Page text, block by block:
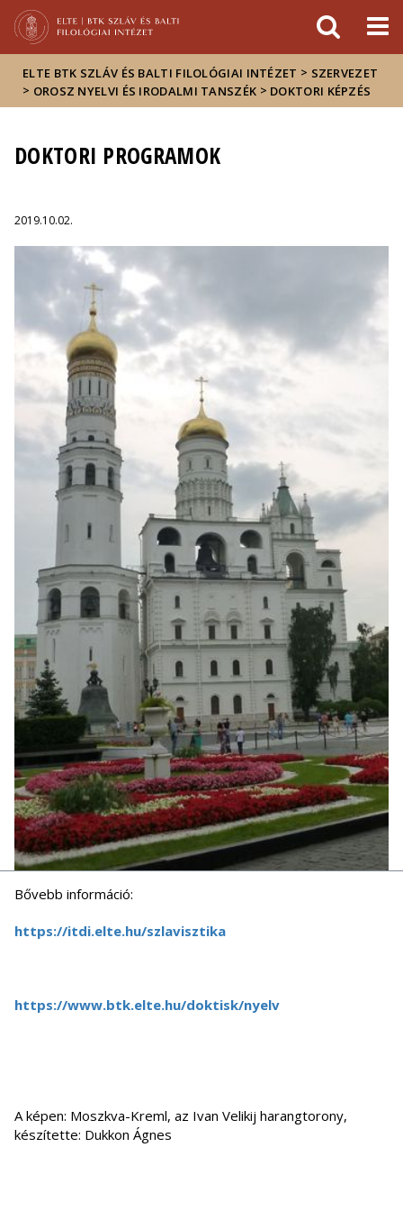
Hírek
Események
ELTE a
sajtóban
ELTE BTK SZLÁV ÉS BALTI FILOLÓGIAI INTÉZET > SZERVEZET
> OROSZ NYELVI ÉS IRODALMI TANSZÉK > DOKTORI KÉPZÉS
DOKTORI PROGRAMOK
2019.10.02.
Bővebb információ:
https://itdi.elte.hu/szlavisztika
https://www.btk.elte.hu/doktisk/nyelv
A képen: Moszkva-Kreml, az Ivan Velikij harangtorony,
készítette: Dukkon Ágnes